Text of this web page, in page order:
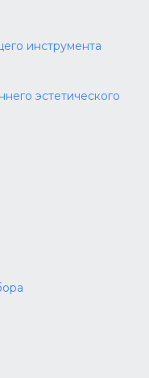
инструмента
эстетического